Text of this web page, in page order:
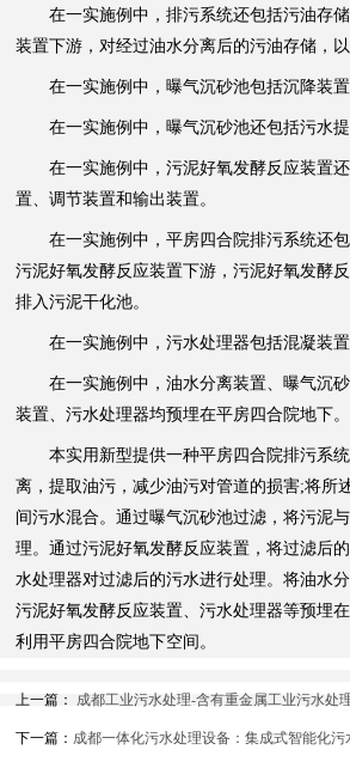
在一实施例中，排污系统还包括污油存储
装置下游，对经过油水分离后的污油存储，以
在一实施例中，曝气沉砂池包括沉降装置
在一实施例中，曝气沉砂池还包括污水提
在一实施例中，污泥好氧发酵反应装置还
置、调节装置和输出装置。
在一实施例中，平房四合院排污系统还包
污泥好氧发酵反应装置下游，污泥好氧发酵
排入污泥干化池。
在一实施例中，污水处理器包括混凝装置
在一实施例中，油水分离装置、曝气沉砂
装置、污水处理器均预埋在平房四合院地下。
本实用新型提供一种平房四合院排污系统
离，提取油污，减少油污对管道的损害;将所
间污水混合。通过曝气沉砂池过滤，将污泥
理。通过污泥好氧发酵反应装置，将过滤后
水处理器对过滤后的污水进行处理。将油水
污泥好氧发酵反应装置、污水处理器等预埋
利用平房四合院地下空间。
上一篇： 成都工业污水处理-含有重金属工业污水处
下一篇： 成都一体化污水处理设备：集成式智能化污